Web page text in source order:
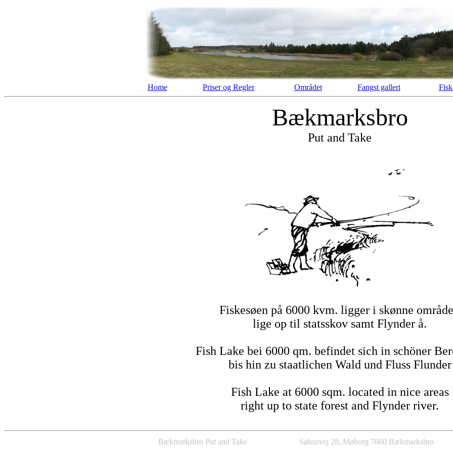
Home Priser og Regler Området Fangst galleri
Bækmarksbro
Put and Take
Fiskesøen på 6000 kvm. ligger i skønne
lige op til statsskov samt Flynder å.
Fish Lake bei 6000 qm. befindet sich in schöner
bis hin zu staatlichen Wald und Fluss Flunder
Fish Lake at 6000 sqm. located in nice areas
right up to state forest and Flynder river.
Bækmarksbro Put and Take Søhusvej 28, Møborg 7660 Bækmarksbro